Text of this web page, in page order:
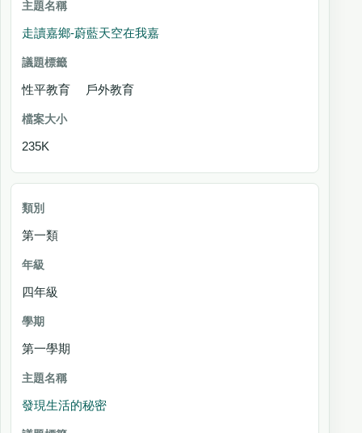
走讀嘉鄉-蔚藍天空在我嘉
性平教育 戶外教育
235K
第一類
四年級
第一學期
發現生活的秘密